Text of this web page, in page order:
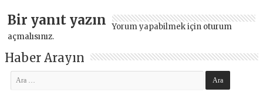
Bir yanıt yazın Yorum yapabilmek için oturum
açmalısınız.
Haber Arayın